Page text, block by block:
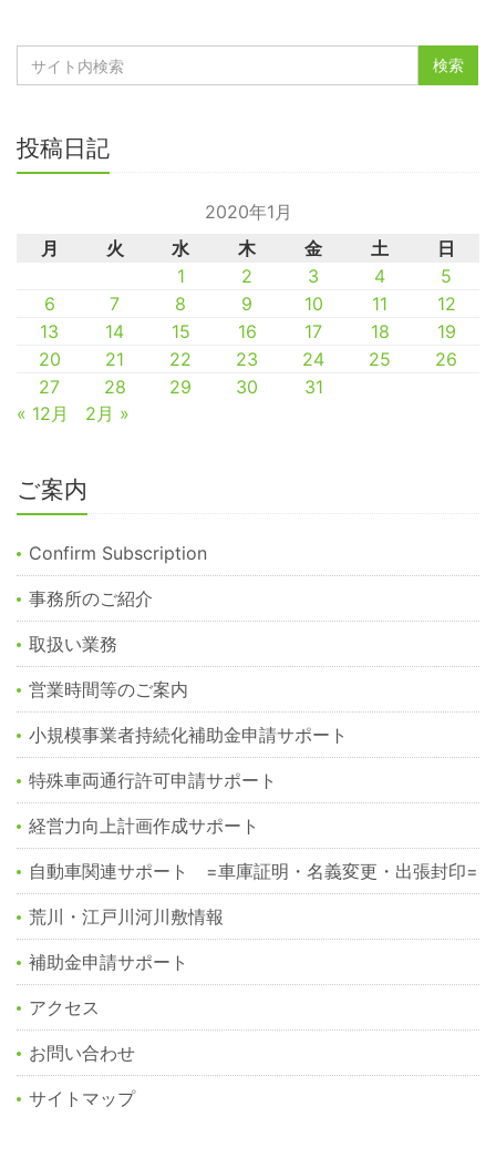
投稿日記
2020年1月
月
火 水 木 金 土
日
1
2 3 4
5
6
7 8 9 10 11
12
13
14 15 16 17 18
19
20
21 22 23 24 25
26
27
28 29 30
31
« 12月
2月 »
ご案内
Confirm Subscription
事務所のご紹介
取扱い業務
営業時間等のご案内
小規模事業者持続化補助金申請サポート
特殊車両通行許可申請サポート
経営力向上計画作成サポート
自動車関連サポート =車庫証明・名義変更・出張封印=
荒川・江戸川河川敷情報
補助金申請サポート
アクセス
お問い合わせ
サイトマップ